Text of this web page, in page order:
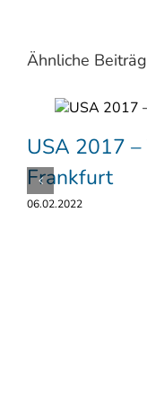
Ähnliche
USA 2017 –
Frankfurt
06.02.2022